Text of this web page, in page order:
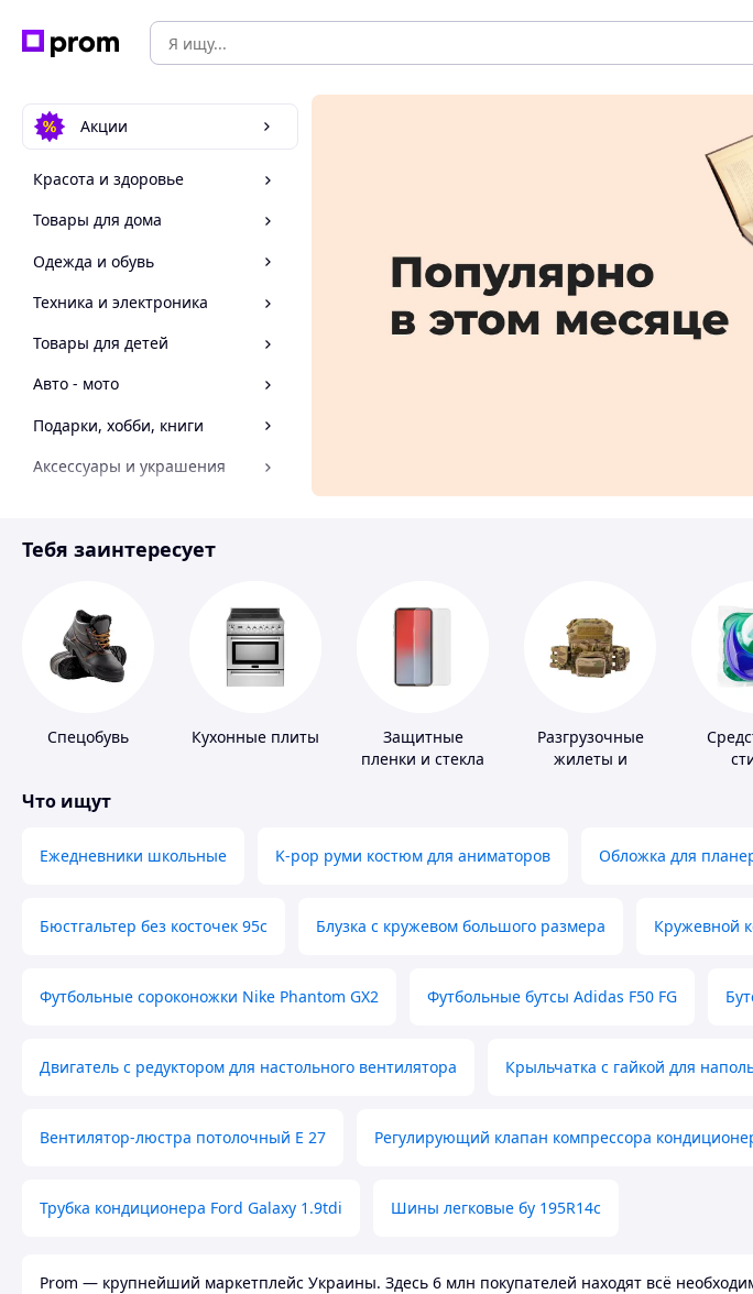
Акции
Красота и здоровье
Товары для дома
Одежда и обувь
Техника и электроника
Товары для детей
Авто - мото
Подарки, хобби, книги
Аксессуары и украшения
Спорт и отдых
Тебя заинтересует
Спецобувь Кухонные плиты
Защитные
пленки и стекла
Разгрузочные
жилеты и
Что ищут
Ежедневники школьные K-pop руми костюм для аниматоров Обложка для
Бюстгальтер без косточек 95с Блузка с кружевом большого размера Кружевной
Футбольные сороконожки Nike Phantom GX2 Футбольные бутсы Adidas F50 FG
Двигатель с редуктором для настольного вентилятора Крыльчатка с гайкой для
Вентилятор-люстра потолочный E 27 Регулирующий клапан компрессора
Трубка кондиционера Ford Galaxy 1.9tdi Шины легковые бу 195R14c
Prom — крупнейший маркетплейс Украины. Здесь 6 млн покупателей находят всё